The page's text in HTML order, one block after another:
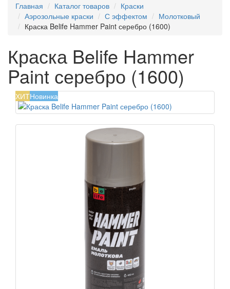
Главная Каталог товаров
Краски
Аэрозольные краски
С эффектом
Молотковый
Краска Belife Hammer Paint серебро (1600)
Краска Belife Hammer
Paint серебро (1600)
ХИТНовинка